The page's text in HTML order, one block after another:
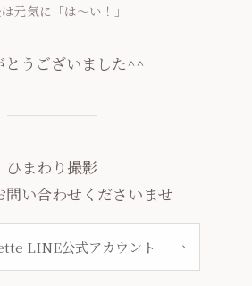
元気に「は～い！」
とうございました^^
ひまわり撮影
問い合わせくださいませ
LINE公式アカウント